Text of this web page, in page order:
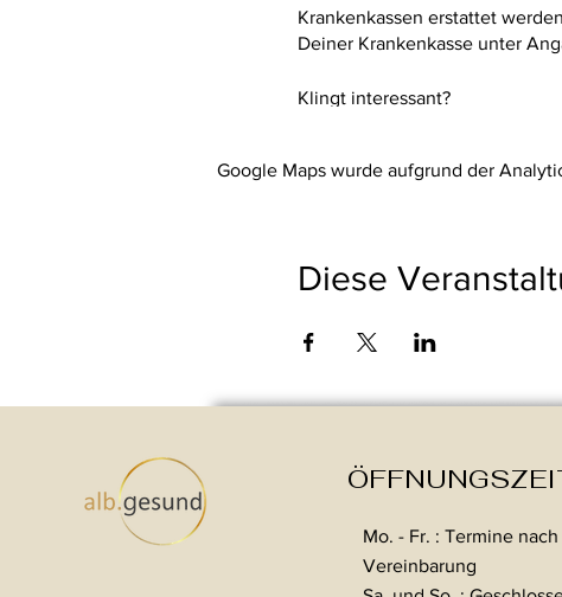
Krankenkassen erstattet
Deiner Krankenkasse unter
Klingt interessant?
Google Maps wurde aufgrund der
Diese
Mo. - Fr. : Termine nach
Vereinbarung